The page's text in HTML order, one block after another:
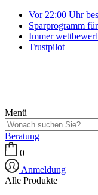
Vor 22:00 Uhr
Sparprogramm
Immer
Trustpilot
Menü
Beratung
0
Anmeldung
Alle Produkte